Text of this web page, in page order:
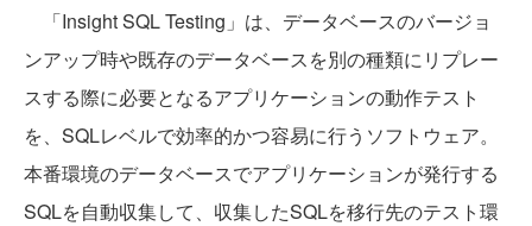
「Insight SQL Testing」は、データベースのバージョ
ンアップ時や既存のデータベースを別の種類にリプレー
スする際に必要となるアプリケーションの動作テスト
を、SQLレベルで効率的かつ容易に行うソフトウェア。
本番環境のデータベースでアプリケーションが発行する
SQLを自動収集して、収集したSQLを移行先のテスト環